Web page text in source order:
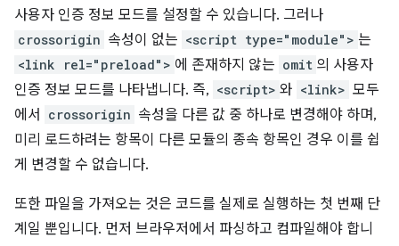
사용자 인증 정보 모드를 설정할 수 있습니다. 그러나
crossorigin 속성이 없는 <script type="module"> 는
<link rel="preload"> 에 존재하지 않는 omit 의 사용자
인증 정보 모드를 나타냅니다. 즉, <script> 와 <link> 모두
에서
crossorigin 속성을 다른 값 중 하나로 변경해야 하며,
미리 로드하려는 항목이 다른 모듈의 종속 항목인 경우 이를 쉽
게 변경할 수 없습니다.
또한 파일을 가져오는 것은 코드를 실제로 실행하는 첫 번째 단
계일 뿐입니다. 먼저 브라우저에서 파싱하고 컴파일해야 합니